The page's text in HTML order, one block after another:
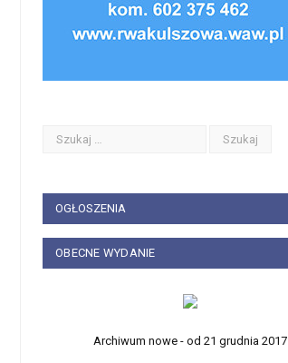
OGŁOSZENIA
OBECNE WYDANIE
Archiwum nowe - od 21 grudnia 2017